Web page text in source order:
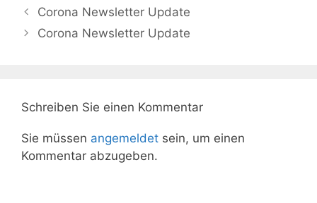
Corona Newsletter Update
Corona Newsletter Update
Schreiben Sie einen Kommentar
Sie müssen angemeldet sein, um einen
Kommentar abzugeben.